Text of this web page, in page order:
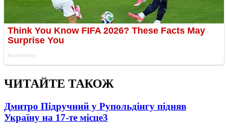
ЧИТАЙТЕ ТАКОЖ
Дмитро Підручний у Рупольдінгу підняв
Україну на 17-те місце3